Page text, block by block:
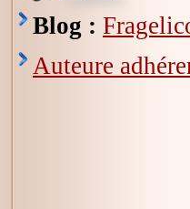
Blog :
Auteure